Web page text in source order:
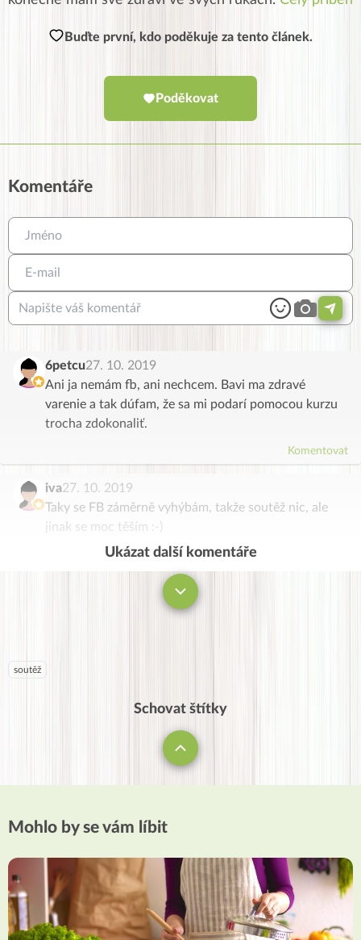
Buďte první, kdo poděkuje za tento článek.
Poděkovat
Komentáře
6petcu27. 10. 2019
Ani ja nemám fb, ani nechcem. Bavi ma zdravé
varenie a tak dúfam, že sa mi podarí pomocou kurzu
trocha zdokonaliť.
Komentovat
iva27. 10. 2019
Taky se FB záměrně vyhýbám, takže soutěž nic, ale
jinak se moc těším :-)
Ukázat další komentáře
soutěž
Schovat štítky
Mohlo by se vám líbit